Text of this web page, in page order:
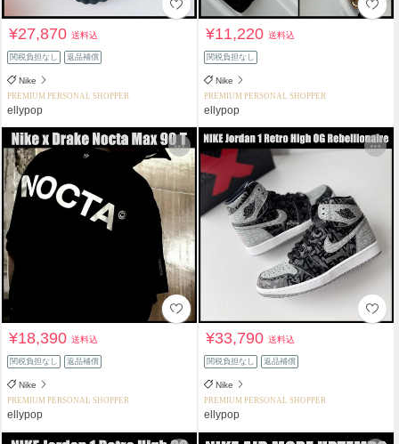
¥27,870送料込
関税負担なし 返品補償
Nike
PREMIUM PERSONAL SHOPPER
ellypop
¥11,220送料込
関税負担なし
Nike
PREMIUM PERSONAL SHOPPER
ellypop
¥18,390送料込
関税負担なし 返品補償
Nike
PREMIUM PERSONAL SHOPPER
ellypop
¥33,790送料込
関税負担なし 返品補償
Nike
PREMIUM PERSONAL SHOPPER
ellypop